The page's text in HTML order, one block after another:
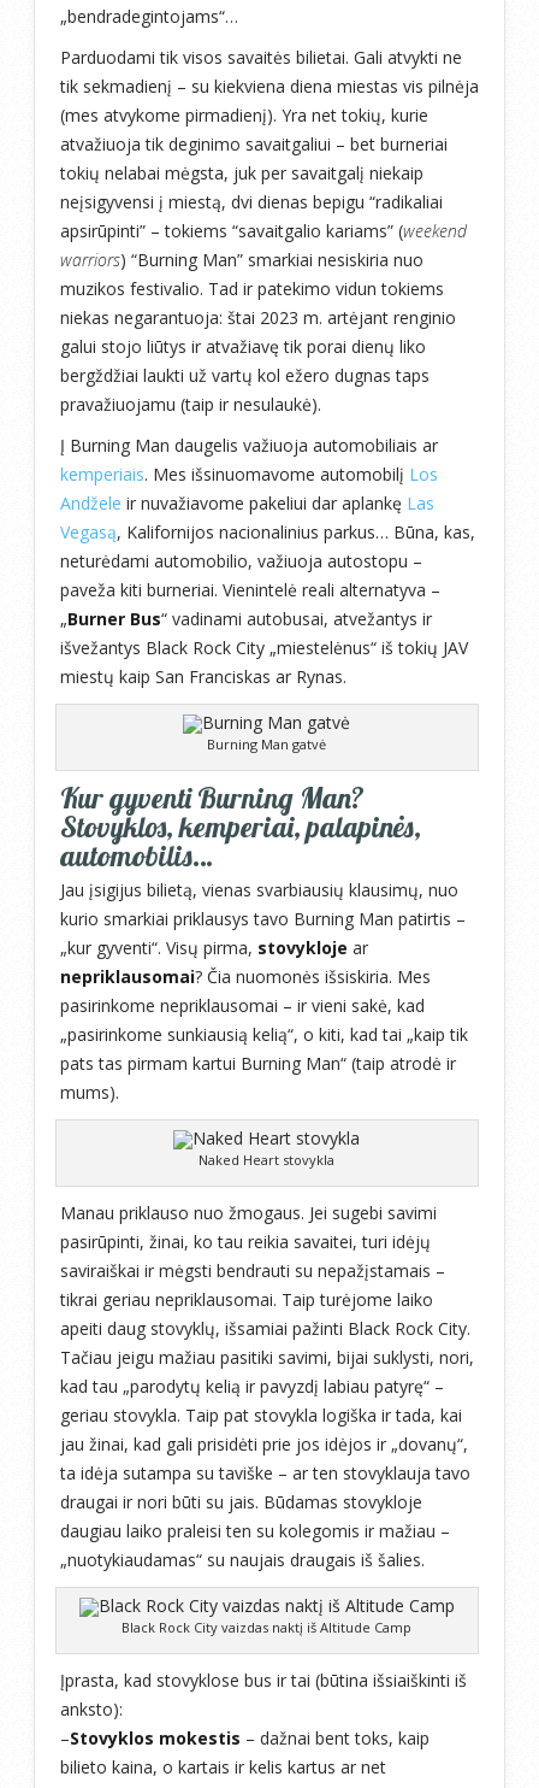
„bendradegintojams“…
Parduodami tik visos savaitės bilietai. Gali atvykti ne
tik sekmadienį – su kiekviena diena miestas vis pilnėja
(mes atvykome pirmadienį). Yra net tokių, kurie
atvažiuoja tik deginimo savaitgaliui – bet burneriai
tokių nelabai mėgsta, juk per savaitgalį niekaip
neįsigyvensi į miestą, dvi dienas bepigu “radikaliai
apsirūpinti” – tokiems “savaitgalio kariams” (weekend
warriors) “Burning Man” smarkiai nesiskiria nuo
muzikos festivalio. Tad ir patekimo vidun tokiems
niekas negarantuoja: štai 2023 m. artėjant renginio
galui stojo liūtys ir atvažiavę tik porai dienų liko
bergždžiai laukti už vartų kol ežero dugnas taps
pravažiuojamu (taip ir nesulaukė).
Į Burning Man daugelis važiuoja automobiliais ar
kemperiais. Mes išsinuomavome automobilį Los
Andžele ir nuvažiavome pakeliui dar aplankę Las
Vegasą, Kalifornijos nacionalinius parkus… Būna, kas,
neturėdami automobilio, važiuoja autostopu –
paveža kiti burneriai. Vienintelė reali alternatyva –
„Burner Bus“ vadinami autobusai, atvežantys ir
išvežantys Black Rock City „miestelėnus“ iš tokių JAV
miestų kaip San Franciskas ar Rynas.
Burning Man gatvė
Kur gyventi Burning Man?
Stovyklos, kemperiai, palapinės,
automobilis…
Jau įsigijus bilietą, vienas svarbiausių klausimų, nuo
kurio smarkiai priklausys tavo Burning Man patirtis –
„kur gyventi“. Visų pirma, stovykloje ar
nepriklausomai? Čia nuomonės išsiskiria. Mes
pasirinkome nepriklausomai – ir vieni sakė, kad
„pasirinkome sunkiausią kelią“, o kiti, kad tai „kaip tik
pats tas pirmam kartui Burning Man“ (taip atrodė ir
mums).
Naked Heart stovykla
Manau priklauso nuo žmogaus. Jei sugebi savimi
pasirūpinti, žinai, ko tau reikia savaitei, turi idėjų
saviraiškai ir mėgsti bendrauti su nepažįstamais –
tikrai geriau nepriklausomai. Taip turėjome laiko
apeiti daug stovyklų, išsamiai pažinti Black Rock City.
Tačiau jeigu mažiau pasitiki savimi, bijai suklysti, nori,
kad tau „parodytų kelią ir pavyzdį labiau patyrę“ –
geriau stovykla. Taip pat stovykla logiška ir tada, kai
jau žinai, kad gali prisidėti prie jos idėjos ir „dovanų“,
ta idėja sutampa su taviške – ar ten stovyklauja tavo
draugai ir nori būti su jais. Būdamas stovykloje
daugiau laiko praleisi ten su kolegomis ir mažiau –
„nuotykiaudamas“ su naujais draugais iš šalies.
Black Rock City vaizdas naktį iš Altitude Camp
Įprasta, kad stovyklose bus ir tai (būtina išsiaiškinti iš
anksto):
–Stovyklos mokestis – dažnai bent toks, kaip
bilieto kaina, o kartais ir kelis kartus ar net